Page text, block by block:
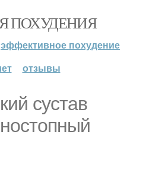
ПОХУДЕНИЯ
эффективное похудение
отзывы
сустав